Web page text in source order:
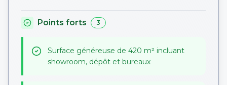
Points forts 3
Surface généreuse de 420 m² incluant
showroom, dépôt et bureaux